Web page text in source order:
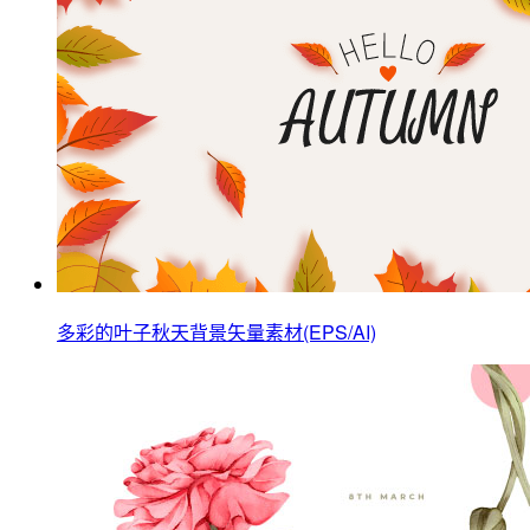
多彩的叶子秋天背景矢量素材(EPS/AI)